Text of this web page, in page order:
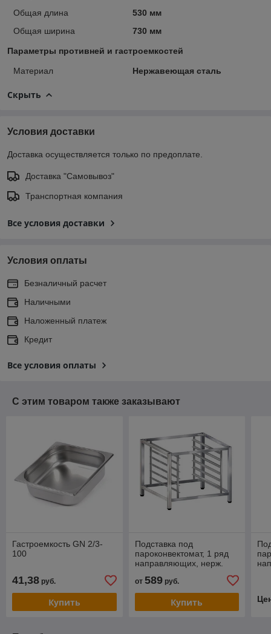
Общая длина
530 мм
Общая ширина
730 мм
Параметры противней и гастроемкостей
Материал Нержавеющая сталь
Скрыть
Условия доставки
Доставка осуществляется только по предоплате.
Доставка "Самовывоз"
Транспортная компания
Все условия доставки
Условия оплаты
Безналичный расчет
Наличными
Наложенный платеж
Кредит
Все условия оплаты
С этим товаром также заказывают
Гастроемкость GN 2/3-
100
41,38 руб.
Купить
Подставка под
пароконвектомат, 1 ряд
направляющих, нерж.
от 589руб.
Купить